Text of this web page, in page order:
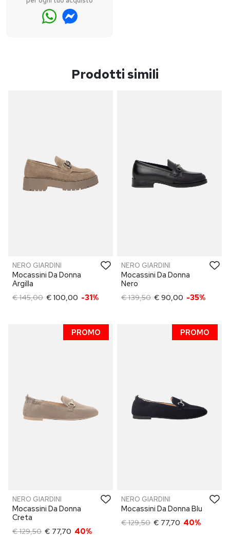
Prodotti simili
NERO GIARDINI
Mocassini Da Donna
Argilla
€ 145,00 € 100,00 -31%
NERO GIARDINI
Mocassini Da Donna
Nero
€ 139,50 € 90,00 -35%
PROMO
NERO GIARDINI
Mocassini Da Donna
Creta
€ 129,50 € 77,70 40%
PROMO
NERO GIARDINI
Mocassini Da Donna Blu
€ 129,50 € 77,70 40%